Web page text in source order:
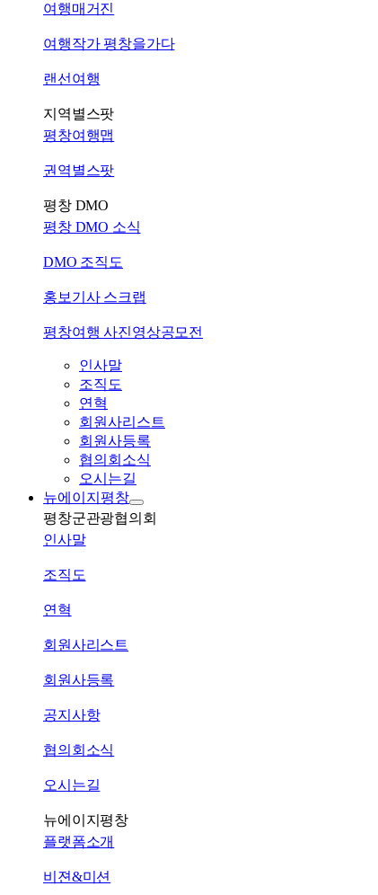
여행매거진
여행작가 평창을가다
랜선여행
지역별스팟
평창여행맵
권역별스팟
평창 DMO
평창 DMO 소식
DMO 조직도
홍보기사 스크랩
평창여행 사진영상공모전
인사말
조직도
연혁
회원사리스트
회원사등록
협의회소식
오시는길
뉴에이지평창
평창군관광협의회
인사말
조직도
연혁
회원사리스트
회원사등록
공지사항
협의회소식
오시는길
뉴에이지평창
플랫폼소개
비젼&미션